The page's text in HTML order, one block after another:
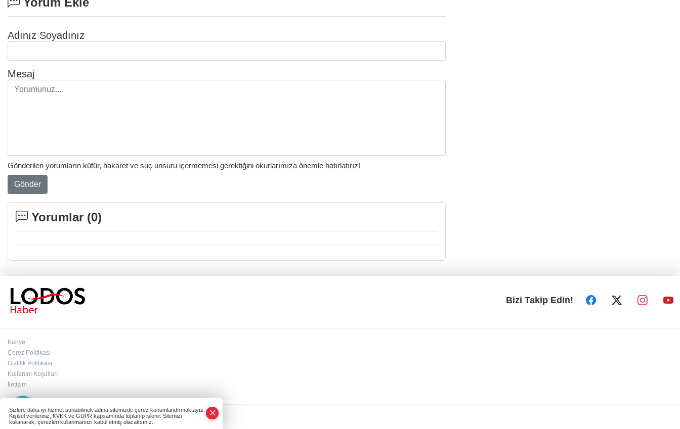
Adınız Soyadınız
Mesaj
Gönderilen yorumların küfür, hakaret ve suç unsuru içermemesi gerektiğini okurlarımıza önemle hatırlatırız!
Gönder
Yorumlar (0)
Bizi Takip Edin!
Künye
Çerez Politikası
Gizlilik Politikası
Kullanım Koşulları
İletişim
Powered byNK İLETİŞİMCopyright© 2006-2026 Tüm hakları saklıdır.
Sizlere daha iyi hizmet sunabilmek adına sitemizde çerez konumlandırmaktayız.
Kişisel verileriniz, KVKK ve GDPR kapsamında toplanıp işlenir. Sitemizi
kullanarak, çerezleri kullanmamızı kabul etmiş olacaksınız.
Whatsapp×